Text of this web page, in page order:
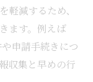
軽減するため、
ます。例えば
申請手続きにつ
収集と早めの行